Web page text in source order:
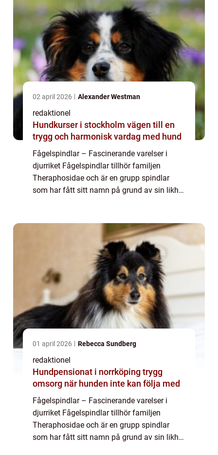
02 april 2026 Alexander Westman
redaktionel
Hundkurser i stockholm vägen till en
trygg och harmonisk vardag med hund
Fågelspindlar – Fascinerande varelser i
djurriket Fågelspindlar tillhör familjen
Theraphosidae och är en grupp spindlar
som har fått sitt namn på grund av sin likhet
01 april 2026 Rebecca Sundberg
redaktionel
Hundpensionat i norrköping trygg
omsorg när hunden inte kan följa med
Fågelspindlar – Fascinerande varelser i
djurriket Fågelspindlar tillhör familjen
Theraphosidae och är en grupp spindlar
som har fått sitt namn på grund av sin likhet